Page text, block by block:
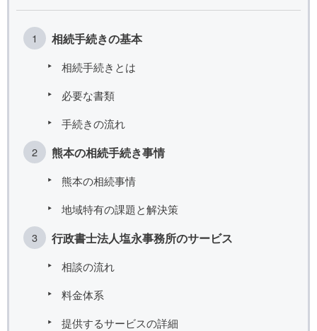
相続手続きの基本
相続手続きとは
必要な書類
手続きの流れ
熊本の相続手続き事情
熊本の相続事情
地域特有の課題と解決策
行政書士法人塩永事務所のサービス
相談の流れ
料金体系
提供するサービスの詳細